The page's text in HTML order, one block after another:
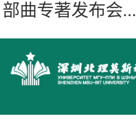
部曲专著发布会...